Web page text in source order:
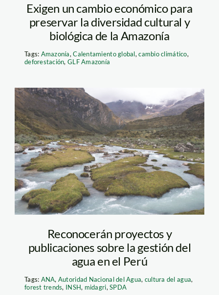
Exigen un cambio económico para
preservar la diversidad cultural y
biológica de la Amazonía
Tags: Amazonía,Calentamiento global,cambio climático,
deforestación,GLF Amazonía
humedales—spda
Reconocerán proyectos y
publicaciones sobre la gestión del
agua en el Perú
Tags: ANA, Autoridad Nacional del Agua, cultura del agua,
forest trends, INSH, midagri,SPDA